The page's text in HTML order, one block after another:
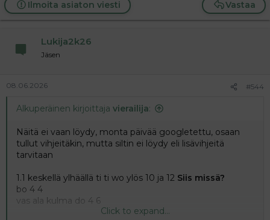
pääsanasta 10 (ylös) Australiasta. Ruoalla sotkija
Vastaa
Ilmoita asiaton viesti
Lukija2k26
Jäsen
08.06.2026 #544
Alkuperäinen kirjoittaja vierailija:
Näitä ei vaan löydy, monta päivää googletettu, osaan
tullut vihjeitäkin, mutta siltin ei löydy eli lisävihjeitä
tarvitaan
1.1 keskellä ylhäällä ti ti wo ylös 10 ja 12 Siis missä?
bo 4 4
vas ala kulma do 4 6
Click to expand...